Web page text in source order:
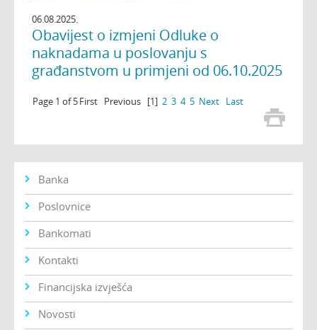
06.08.2025.
Obavijest o izmjeni Odluke o
naknadama u poslovanju s
građanstvom u primjeni od 06.10.2025
Page 1 of 5First Previous [1] 2 3 4 5 Next Last
Banka
Poslovnice
Bankomati
Kontakti
Financijska izvješća
Novosti